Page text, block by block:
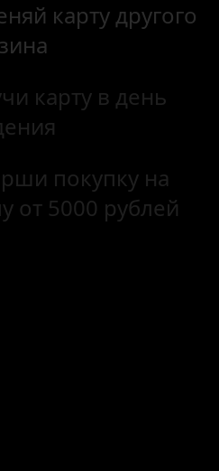
карту другого
карту в день
покупку на
от 5000 рублей